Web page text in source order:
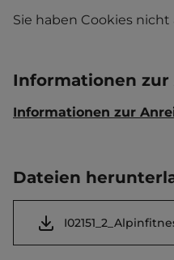
Sie haben Cookies
Informationen zur
Informationen zur
Dateien